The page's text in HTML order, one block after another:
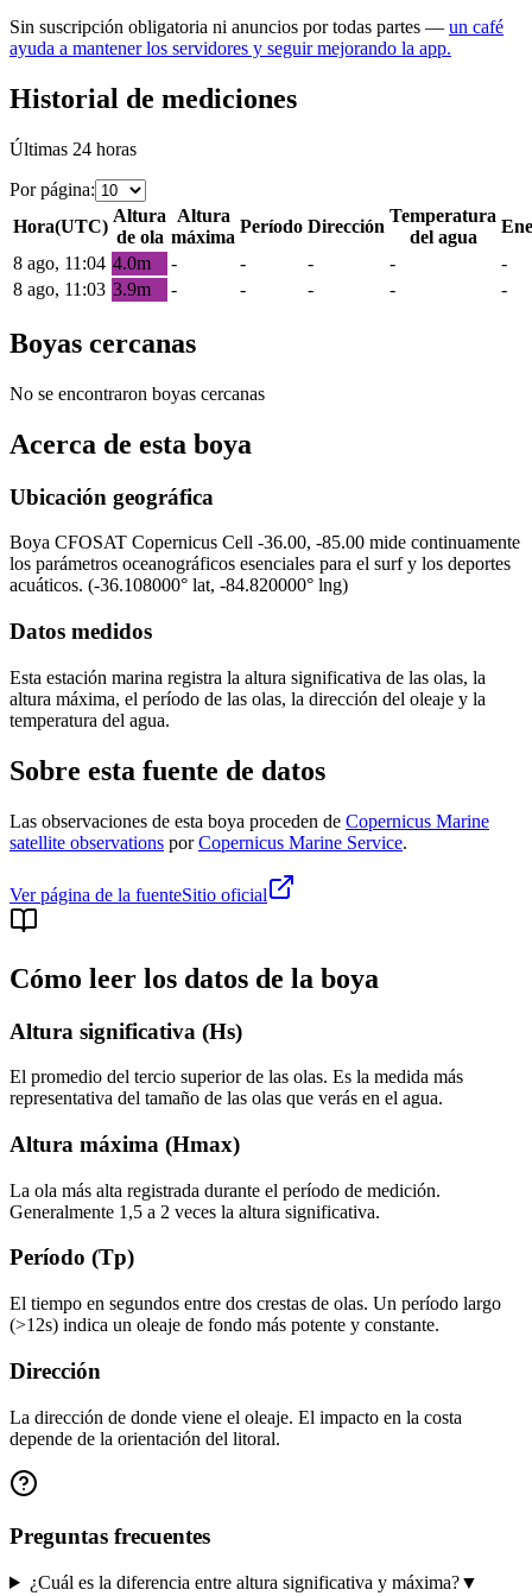
Sin suscripción obligatoria ni anuncios por todas partes — un café
ayuda a mantener los servidores y seguir mejorando la app.
Historial de mediciones
Últimas 24 horas
Por página:
Hora(UTC)
Altura
de ola
Altura
máxima
Período Dirección
Temperatura
del agua
8 ago, 11:04 4.0m - - - -
-
8 ago, 11:03 3.9m - - - - -
Boyas cercanas
No se encontraron boyas cercanas
Acerca de esta boya
Ubicación geográfica
Boya CFOSAT Copernicus Cell -36.00, -85.00 mide continuamente
los parámetros oceanográficos esenciales para el surf y los deportes
acuáticos. (-36.108000° lat, -84.820000° lng)
Datos medidos
Esta estación marina registra la altura significativa de las olas, la
altura máxima, el período de las olas, la dirección del oleaje y la
temperatura del agua.
Sobre esta fuente de datos
Las observaciones de esta boya proceden de Copernicus Marine
satellite observations por Copernicus Marine Service.
Ver página de la fuenteSitio oficial
Cómo leer los datos de la boya
Altura significativa (Hs)
El promedio del tercio superior de las olas. Es la medida más
representativa del tamaño de las olas que verás en el agua.
Altura máxima (Hmax)
La ola más alta registrada durante el período de medición.
Generalmente 1,5 a 2 veces la altura significativa.
Período (Tp)
El tiempo en segundos entre dos crestas de olas. Un período largo
(>12s) indica un oleaje de fondo más potente y constante.
Dirección
La dirección de donde viene el oleaje. El impacto en la costa
depende de la orientación del litoral.
Preguntas frecuentes
¿Cuál es la diferencia entre altura significativa y máxima?▼